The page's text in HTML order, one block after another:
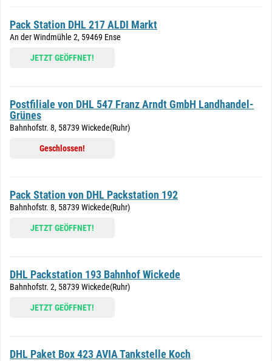
Pack Station DHL 217 ALDI Markt
An der Windmühle 2, 59469 Ense
JETZT GEÖFFNET!
Postfiliale von DHL 547 Franz Arndt GmbH Landhandel-
Grünes
Bahnhofstr. 8, 58739 Wickede(Ruhr)
Geschlossen!
Pack Station von DHL Packstation 192
Bahnhofstr. 8, 58739 Wickede(Ruhr)
JETZT GEÖFFNET!
DHL Packstation 193 Bahnhof Wickede
Bahnhofstr. 2, 58739 Wickede(Ruhr)
JETZT GEÖFFNET!
DHL Paket Box 423 AVIA Tankstelle Koch